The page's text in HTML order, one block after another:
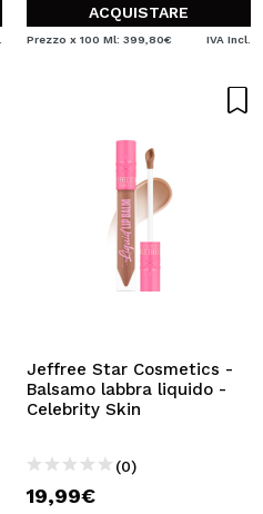
ACQUISTARE
Prezzo x 100 Ml: 399,80€ IVA Incl.
Jeffree Star Cosmetics -
Balsamo labbra liquido -
Celebrity Skin
(0)
19,99€